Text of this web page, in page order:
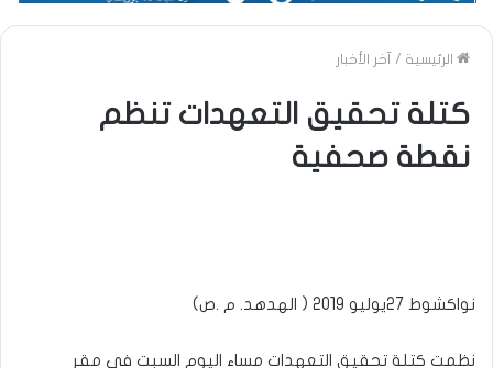
الرئيسية / آخر الأخبار
كتلة تحقيق التعهدات تنظم
نقطة صحفية
نواكشوط 27يوليو 2019 ( الهدهد. م .ص)
نظمت كتلة تحقيق التعهدات مساء اليوم السبت في مقر